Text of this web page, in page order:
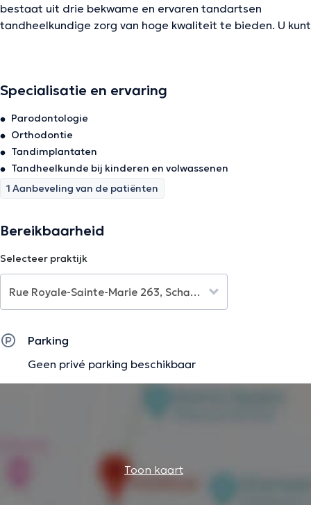
bestaat uit drie bekwame en ervaren tandartsen
tandheelkundige zorg van hoge kwaliteit te bieden. U kunt
op geverifieerde informatie.
Specialisatie en ervaring
Parodontologie
Orthodontie
Tandimplantaten
Tandheelkunde bij kinderen en volwassenen
1 Aanbeveling van de patiënten
Bereikbaarheid
Selecteer praktijk
Parking
Geen privé parking beschikbaar
Toon kaart